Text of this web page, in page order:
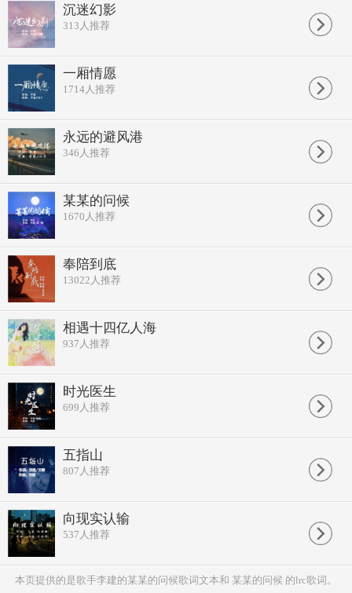
沉迷幻影
313 人推荐
一厢情愿
1714人推荐
永远的避风港
346 人推荐
某某的问候
1670 人推荐
奉陪到底
13022 人推荐
相遇十四亿人海
937 人推荐
时光医生
699 人推荐
五指山
807 人推荐
向现实认输
537 人推荐
本页提供的是歌手李建的某某的问候歌词文本和 某某的问候 的lrc歌词。